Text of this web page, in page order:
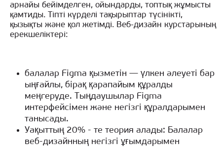
арнайы бейімделген, ойындарды, топтық жұмысты
қамтиды. Тіпті күрделі тақырыптар түсінікті,
қызықты және қол жетімді. Веб-дизайн курстарының
ерекшеліктері:
балалар Figma қызметін — үлкен әлеуеті бар
ыңғайлы, бірақ қарапайым құралды
меңгеруде. Тыңдаушылар Figma
интерфейсімен және негізгі құралдарымен
танысады.
Уақыттың 20% - те теория алады: Балалар
веб-дизайнның негізгі ұғымдарымен